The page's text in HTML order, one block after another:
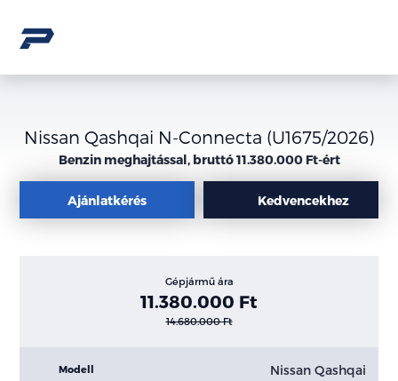
Nissan Qashqai N-Connecta (U1675/2026)
Benzin meghajtással, bruttó 11.380.000 Ft-ért
Ajánlatkérés Kedvencekhez
Gépjármű ára
11.380.000 Ft
14.680.000 Ft
Modell Nissan Qashqai